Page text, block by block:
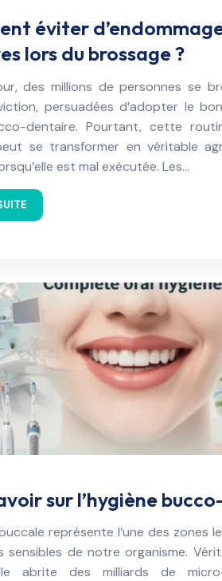
éviter
lors du brossage ?
des millions de personnes se
persuadées d’adopter le
dentaire. Pourtant, cette
se transformer en véritable
est mal exécutée. Les…
sur l’hygiène
représente l’une des zones
sensibles de notre organisme.
abrite des milliards de